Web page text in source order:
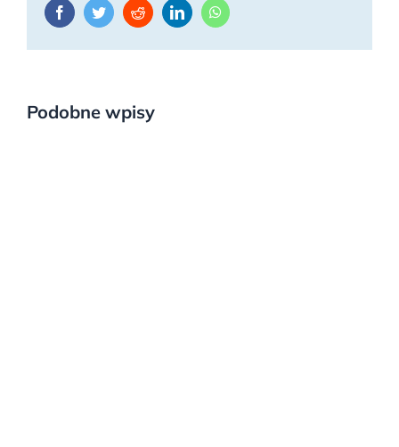
FacebookTwitterRedditLinkedInWhatsApp
Podobne wpisy